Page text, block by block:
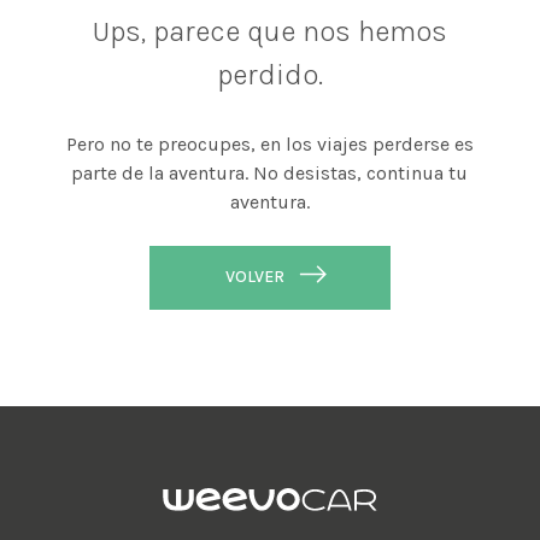
Ups, parece que nos hemos
perdido.
Pero no te preocupes, en los viajes perderse es
parte de la aventura. No desistas, continua tu
aventura.
VOLVER